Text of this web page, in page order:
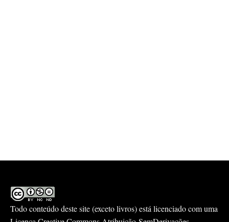
Todo conteúdo deste site (exceto livros) está licenciado com uma